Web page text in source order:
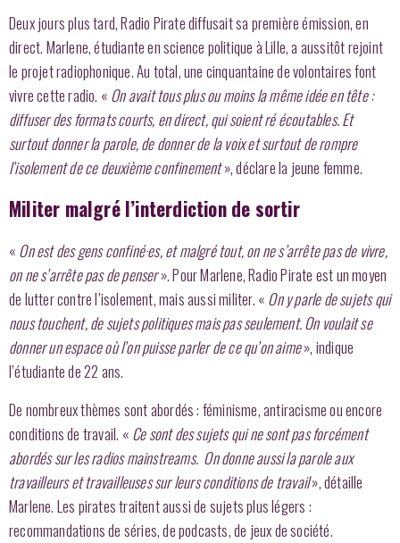
Deux jours plus tard, Radio Pirate diffusait sa première émission, en
direct. Marlene, étudiante en science politique à Lille, a aussitôt rejoint
le projet radiophonique. Au total, une cinquantaine de volontaires font
vivre cette radio. « On avait tous plus ou moins la même idée en tête :
diffuser des formats courts, en direct, qui soient ré écoutables. Et
surtout donner la parole, de donner de la voix et surtout de rompre
l’isolement de ce deuxième confinement», déclare la jeune femme.
Militer malgré l’interdiction de sortir
« On est des gens confiné·es, et malgré tout, on ne s’arrête pas de vivre,
on ne s’arrête pas de penser». Pour Marlene, Radio Pirate est un moyen
de lutter contre l’isolement, mais aussi militer. « On y parle de sujets qui
nous touchent, de sujets politiques mais pas seulement. On voulait se
donner un espace où l’on puisse parler de ce qu’on aime», indique
l’étudiante de 22 ans.
De nombreux thèmes sont abordés : féminisme, antiracisme ou encore
conditions de travail. « Ce sont des sujets qui ne sont pas forcément
abordés sur les radios mainstreams. On donne aussi la parole aux
travailleurs et travailleuses sur leurs conditions de travail», détaille
Marlene. Les pirates traitent aussi de sujets plus légers :
recommandations de séries, de podcasts, de jeux de société.